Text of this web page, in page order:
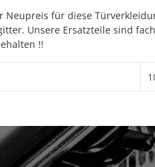
für diese
Unsere Ersatzteile sind
!!